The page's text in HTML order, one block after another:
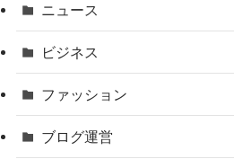
ニュース
ビジネス
ファッション
ブログ運営